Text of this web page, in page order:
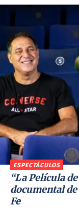
ESPECTÁCULOS
“La Película
documental
Fe